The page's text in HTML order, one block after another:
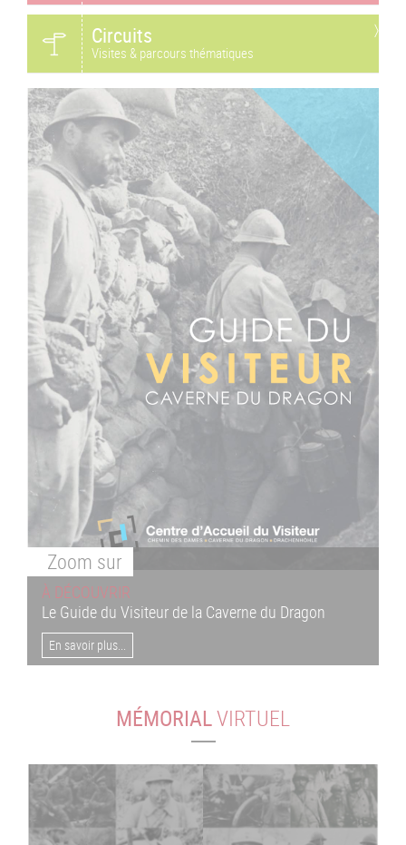
Circuits
Visites & parcours thématiques
Zoom sur
À DÉCOUVRIR
Le Guide du Visiteur de la Caverne du Dragon
En savoir plus...
MÉMORIALVIRTUEL